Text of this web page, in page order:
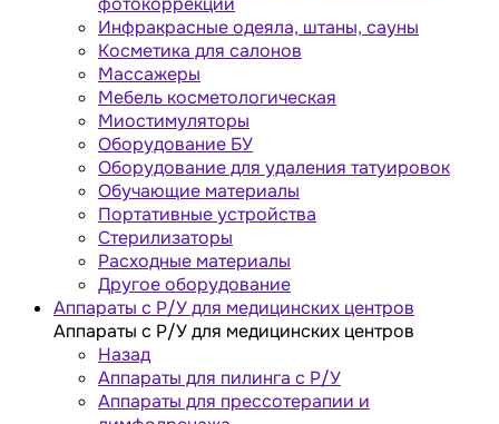
Инфракрасные одеяла, штаны, сауны
Косметика для салонов
Массажеры
Мебель косметологическая
Миостимуляторы
Оборудование БУ
Оборудование для удаления татуировок
Обучающие материалы
Портативные устройства
Стерилизаторы
Расходные материалы
Другое оборудование
Аппараты с Р/У для медицинских центров
Аппараты с Р/У для медицинских центров
Назад
Аппараты для пилинга с Р/У
Аппараты для прессотерапии и